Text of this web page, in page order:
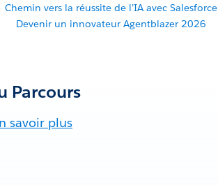
Chemin vers la réussite de l’IA avec Salesforce
Devenir un innovateur Agentblazer 2026
Parcours
savoir plus